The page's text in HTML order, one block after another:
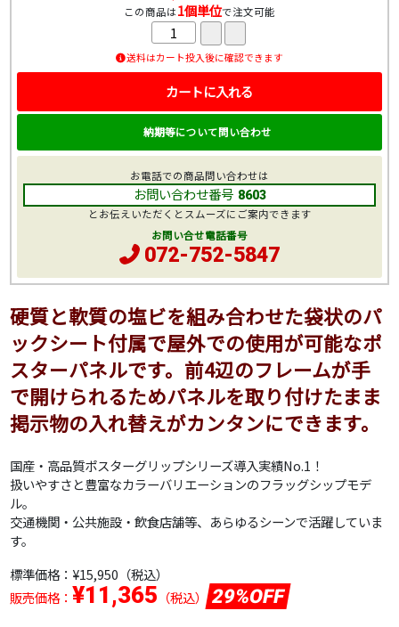
硬質と軟質の塩ビを組み合わせた袋状のパ
ックシート付属で屋外での使用が可能なポ
スターパネルです。前4辺のフレームが手
で開けられるためパネルを取り付けたまま
掲示物の入れ替えがカンタンにできます。
国産・高品質ポスターグリップシリーズ導入実績No.1！
扱いやすさと豊富なカラーバリエーションのフラッグシップモデ
ル。
交通機関・公共施設・飲食店舗等、あらゆるシーンで活躍していま
す。
標準価格： ¥15,950 （税込）
販売価格： ¥11,365 （税込） 29%OFF
この商品は1個単位で注文可能
送料はカート投入後に確認できます
カートに入れる
納期等について問い合わせ
お電話での商品問い合わせは
お問い合わせ番号 8603
とお伝えいただくとスムーズにご案内できます
お問い合せ電話番号
072-752-5847